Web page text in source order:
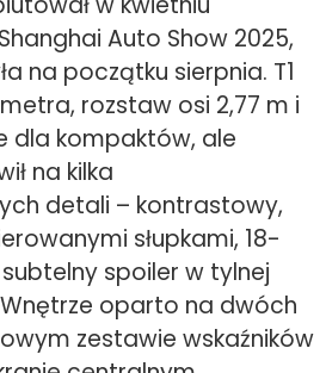
Auto Show 2025,
na początku sierpnia. T1
rozstaw osi 2,77 m i
dla kompaktów, ale
na kilka
detali – kontrastowy,
słupkami, 18-
spoiler w tylnej
oparto na dwóch
zestawie wskaźników